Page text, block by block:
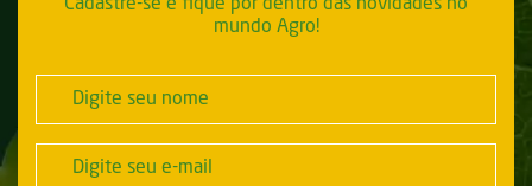
Cadastre-se e fique por dentro das novidades no
mundo Agro!